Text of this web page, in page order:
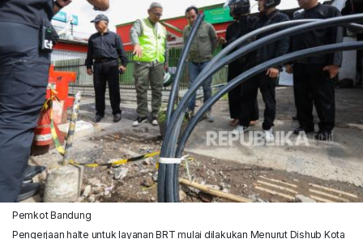
Pemkot Bandung
Pengerjaan halte untuk layanan BRT mulai dilakukan Menurut Dishub Kota